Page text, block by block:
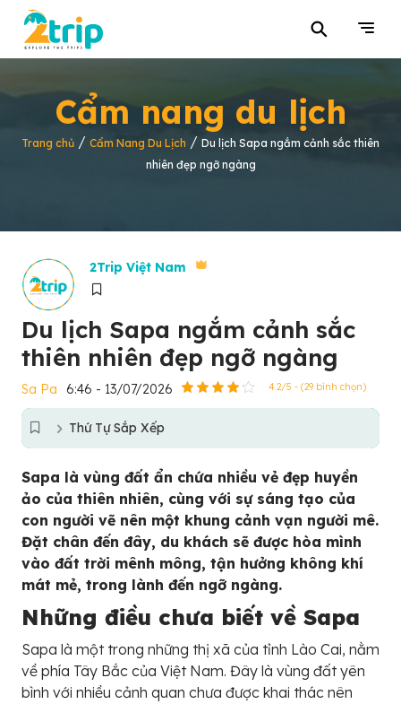
⚲
Cẩm nang du lịch
Trang chủ / Cẩm Nang Du Lịch / Du lịch Sapa ngắm cảnh sắc thiên
nhiên đẹp ngỡ ngàng
2Trip Việt Nam
Du lịch Sapa ngắm cảnh sắc
thiên nhiên đẹp ngỡ ngàng
Sa Pa 6:46 - 13/07/2026 4.2/5 - (29 bình chọn)
Thứ Tự Sắp Xếp
Sapa là vùng đất ẩn chứa nhiều vẻ đẹp huyền
ảo của thiên nhiên, cùng với sự sáng tạo của
con người vẽ nên một khung cảnh vạn người mê.
Đặt chân đến đây, du khách sẽ được hòa mình
vào đất trời mênh mông, tận hưởng không khí
mát mẻ, trong lành đến ngỡ ngàng.
Những điều chưa biết về Sapa
Sapa là một trong những thị xã của tỉnh Lào Cai, nằm
về phía Tây Bắc của Việt Nam. Đây là vùng đất yên
bình với nhiều cảnh quan chưa được khai thác nên